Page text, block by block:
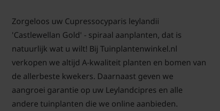
Zorgeloos uw Cupressocyparis leylandii
'Castlewellan Gold' - spiraal aanplanten, dat is
natuurlijk wat u wilt! Bij Tuinplantenwinkel.nl
verkopen we altijd A-kwaliteit planten en bomen van
de allerbeste kwekers. Daarnaast geven we
aangroei garantie op uw Leylandcipres en alle
andere tuinplanten die we online aanbieden.